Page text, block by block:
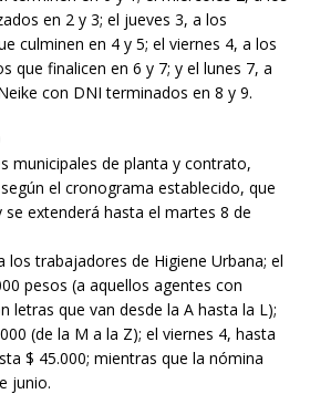
en 2 y 3; el jueves 3, a los
culminen en 4 y 5; el viernes 4, a los
que finalicen en 6 y 7; y el lunes 7, a
con DNI terminados en 8 y 9.
municipales de planta y contrato,
el cronograma establecido, que
extenderá hasta el martes 8 de
los trabajadores de Higiene Urbana; el
pesos (a aquellos agentes con
letras que van desde la A hasta la L);
(de la M a la Z); el viernes 4, hasta
$ 45.000; mientras que la nómina
junio.